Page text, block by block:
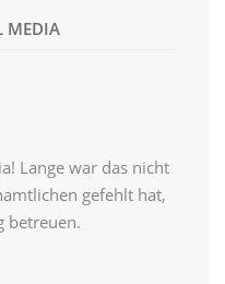
MEDIA
Lange war das nicht
gefehlt hat,
betreuen.